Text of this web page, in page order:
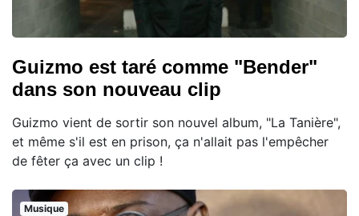
Guizmo est taré comme "Bender"
dans son nouveau clip
Guizmo vient de sortir son nouvel album, "La Tanière",
et même s'il est en prison, ça n'allait pas l'empêcher
de fêter ça avec un clip !
Musique